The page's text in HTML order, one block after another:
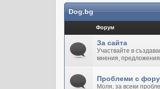
Dog.bg
Форум
За сайта
Участвайте в
мнения,
Проблеми с
Моля, за всеки